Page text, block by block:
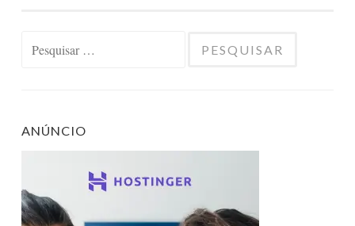
ANÚNCIO